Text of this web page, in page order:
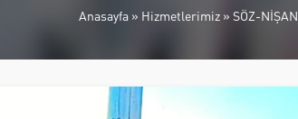
Anasayfa » Hizmetlerimiz » SÖZ-NİŞAN